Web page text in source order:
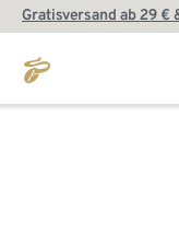
Gratisversand ab 29 €